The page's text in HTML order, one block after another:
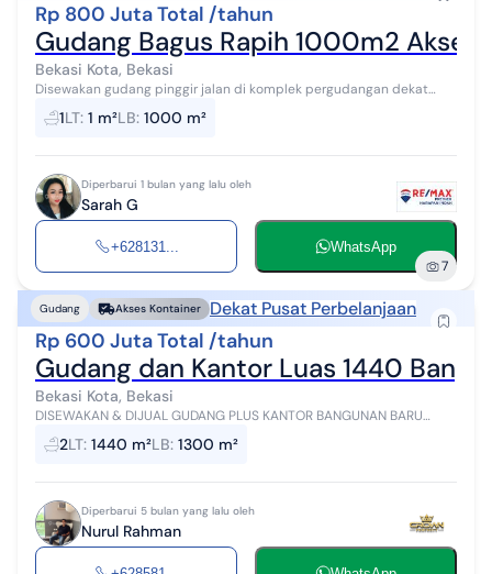
Rp 800 Juta Total /tahun
Gudang Bagus Rapih 1000m2
Bekasi Kota, Bekasi
Disewakan gudang pinggir jalan di komplek pergudangan dekat
Bispark Bekasi Kranji, Sumarecon, ALexindo Bekasi LT 1,4 ha Luas
gudang 1000 m2 Listr...
1LT: 1 m²LB: 1000 m²
Diperbarui 1 bulan yang lalu oleh
Sarah G
+628131... WhatsApp
7
Gudang Akses Kontainer Dekat Pusat Perbelanjaan
Rp 600 Juta Total /tahun
Gudang dan Kantor Luas 1440
Bekasi Kota, Bekasi
DISEWAKAN & DIJUAL GUDANG PLUS KANTOR BANGUNAN BARU
LOKASI BEKASI KOTA LUAS 1440 MTR LB 1300 MTR BANGUNAN GURIH
BARU JADI AKSES CONTAINER 40 FT ...
2LT: 1440 m²LB: 1300 m²
Diperbarui 5 bulan yang lalu oleh
Nurul Rahman